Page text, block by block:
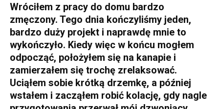
Wróciłem z pracy do domu bardzo
zmęczony. Tego dnia kończyliśmy jeden,
bardzo duży projekt i naprawdę mnie to
wykończyło. Kiedy więc w końcu mogłem
odpocząć, położyłem się na kanapie i
zamierzałem się trochę zrelaksować.
Uciąłem sobie krótką drzemkę, a później
wstałem i zacząłem robić kolację, gdy nagle